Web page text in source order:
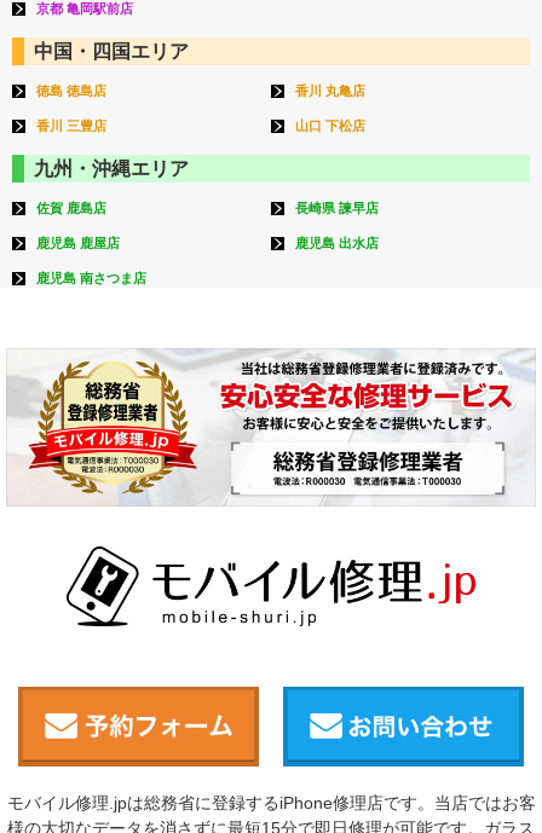
京都 亀岡駅前店
中国・四国エリア
徳島 徳島店 香川 丸亀店
香川 三豊店 山口 下松店
九州・沖縄エリア
佐賀 鹿島店 長崎県 諫早店
鹿児島 鹿屋店 鹿児島 出水店
鹿児島 南さつま店
モバイル修理.jpは総務省に登録するiPhone修理店です。当店ではお客
様の大切なデータを消さずに最短15分で即日修理が可能です。ガラス